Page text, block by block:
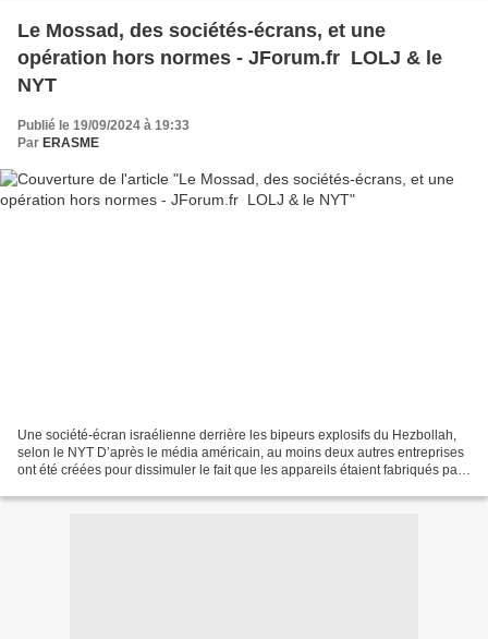
Le Mossad, des sociétés-écrans, et une
opération hors normes - JForum.fr LOLJ & le
NYT
Publié le 19/09/2024 à 19:33
Par ERASME
Une société-écran israélienne derrière les bipeurs explosifs du Hezbollah,
selon le NYT D’après le média américain, au moins deux autres entreprises
ont été créées pour dissimuler le fait que les appareils étaient fabriqués par